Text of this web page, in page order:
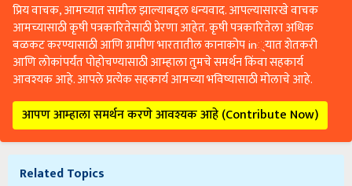
प्रिय वाचक, आमच्यात सामील झाल्याबद्दल धन्यवाद. आपल्यासारखे वाचक
आमच्यासाठी कृषी पत्रकारितेसाठी प्रेरणा आहेत. कृषी पत्रकारितेला अधिक
बळकट करण्यासाठी आणि ग्रामीण भारतातील कानाकोप in्यात शेतकरी
आणि लोकांपर्यंत पोहोचण्यासाठी आम्हाला तुमचे समर्थन किंवा सहकार्य
आवश्यक आहे. आपले प्रत्येक सहकार्य आमच्या भविष्यासाठी मोलाचे आहे.
आपण आम्हाला समर्थन करणे आवश्यक आहे (Contribute Now)
Related Topics